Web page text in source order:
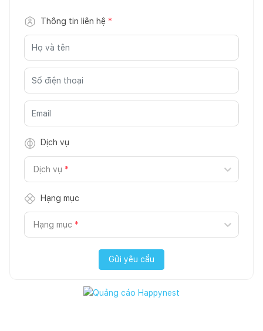
Thông tin liên hệ *
Dịch vụ
Dịch vụ *
Hạng mục
Hạng mục *
Gửi yêu cầu